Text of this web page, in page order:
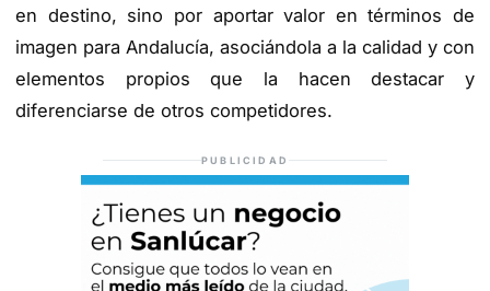
en destino, sino por aportar valor en términos de
imagen para Andalucía, asociándola a la calidad y con
elementos propios que la hacen destacar y
diferenciarse de otros competidores.
PUBLICIDAD